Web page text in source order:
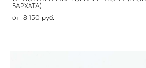
БАРХАТА)
от 8 150 pуб.